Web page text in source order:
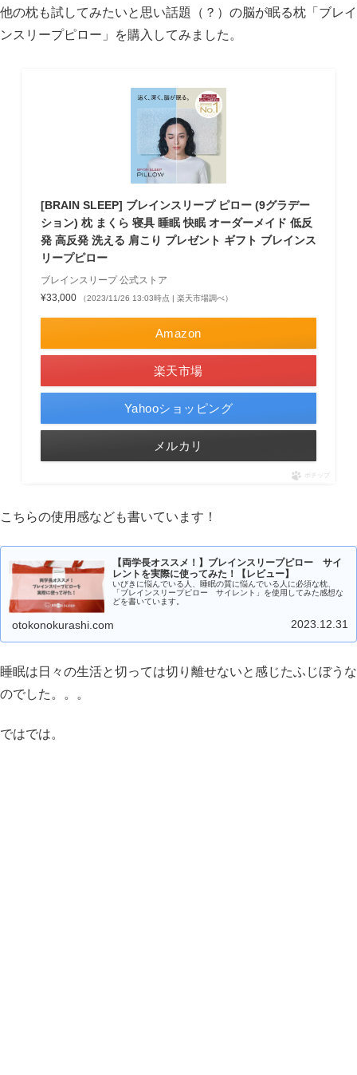
他の枕も試してみたいと思い話題（？）の脳が眠る枕「ブレイ
ンスリープピロー」を購入してみました。
[BRAIN SLEEP] ブレインスリープ ピロー (9グラデー
ション) 枕 まくら 寝具 睡眠 快眠 オーダーメイド 低反
発 高反発 洗える 肩こり プレゼント ギフト ブレインス
リープピロー
ブレインスリープ 公式ストア
¥33,000
（2023/11/26 13:03時点 | 楽天市場調べ）
Amazon
楽天市場
Yahooショッピング
メルカリ
ポチップ
こちらの使用感なども書いています！
【両学長オススメ！】ブレインスリープピロー サイ
レントを実際に使ってみた！【レビュー】
いびきに悩んでいる人、睡眠の質に悩んでいる人に必須な枕、
「ブレインスリープピロー サイレント」を使用してみた感想な
どを書いています。
otokonokurashi.com 2023.12.31
睡眠は日々の生活と切っては切り離せないと感じたふじぼうな
のでした。。。
ではでは。